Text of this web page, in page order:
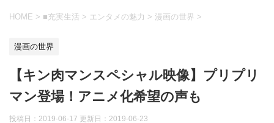
HOME > ■充実生活 > エンタメの魅力 > 漫画の世界 >
漫画の世界
【キン肉マンスペシャル映像】プリプリ
マン登場！アニメ化希望の声も
投稿日：2019-06-17 更新日： 2019-06-23